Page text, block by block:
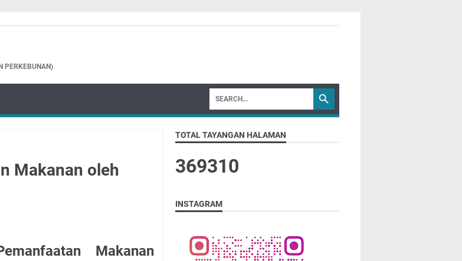
PERKEBUNAN)
Makanan oleh
Makanan
TOTAL TAYANGAN HALAMAN
369310
INSTAGRAM